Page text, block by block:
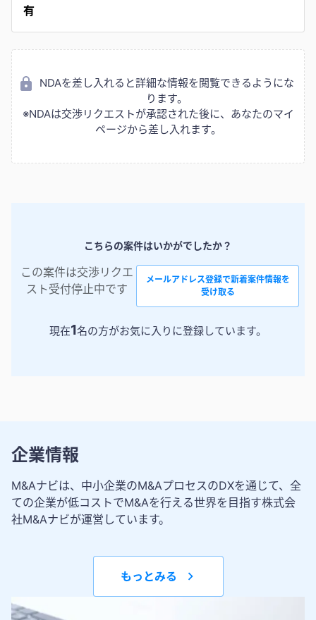
有
NDAを差し入れると詳細な情報を閲覧できるようにな
ります。
※NDAは交渉リクエストが承認された後に、あなたのマイ
ページから差し入れます。
こちらの案件はいかがでしたか？
この案件は交渉リクエ
スト受付停止中です
メールアドレス登録で新着案件情報を
受け取る
現在1名の方がお気に入りに登録しています。
企業情報
M&Aナビは、中小企業のM&AプロセスのDXを通じて、全
ての企業が低コストでM&Aを行える世界を目指す株式会
社M&Aナビが運営しています。
もっとみる